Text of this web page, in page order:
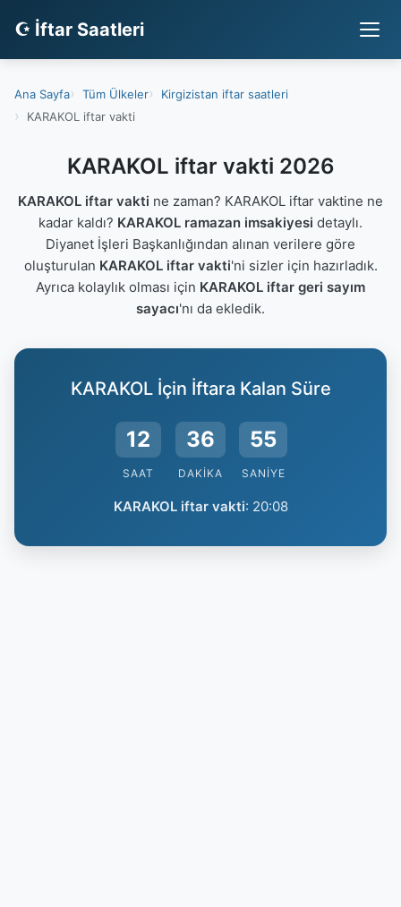
☪ İftar Saatleri
Ana Sayfa Tüm Ülkeler
Kirgizistan iftar saatleri
KARAKOL iftar vakti
KARAKOL iftar vakti 2026
KARAKOL iftar vakti ne zaman? KARAKOL iftar vaktine ne
kadar kaldı? KARAKOL ramazan imsakiyesi detaylı.
Diyanet İşleri Başkanlığından alınan verilere göre
oluşturulan KARAKOL iftar vakti'ni sizler için hazırladık.
Ayrıca kolaylık olması için KARAKOL iftar geri sayım
sayacı'nı da ekledik.
KARAKOL İçin İftara Kalan Süre
12
SAAT
36
DAKIKA
54
SANIYE
KARAKOL iftar vakti: 20:08